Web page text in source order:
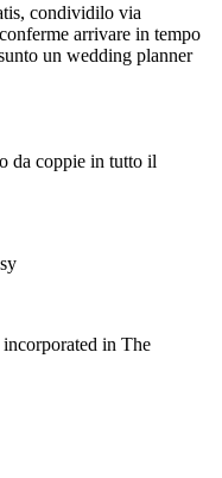
condividilo via
arrivare in tempo
un wedding planner
da coppie in tutto il
in The